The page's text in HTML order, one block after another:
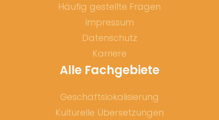
Häufig gestellte Fragen
Impressum
Datenschutz
Karriere
Alle Fachgebiete
Geschäftslokalisierung
Kulturelle Übersetzungen